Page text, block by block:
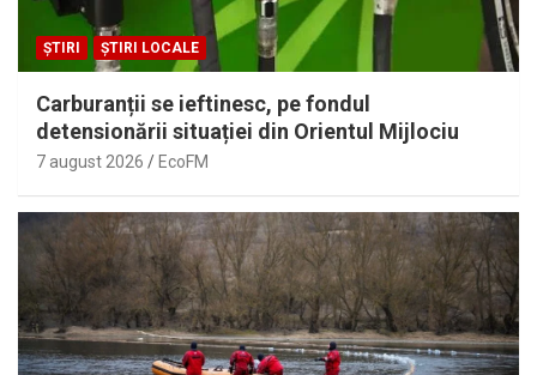
ȘTIRI ȘTIRI LOCALE
Carburanții se ieftinesc, pe fondul
detensionării situației din Orientul Mijlociu
7 august 2026 EcoFM